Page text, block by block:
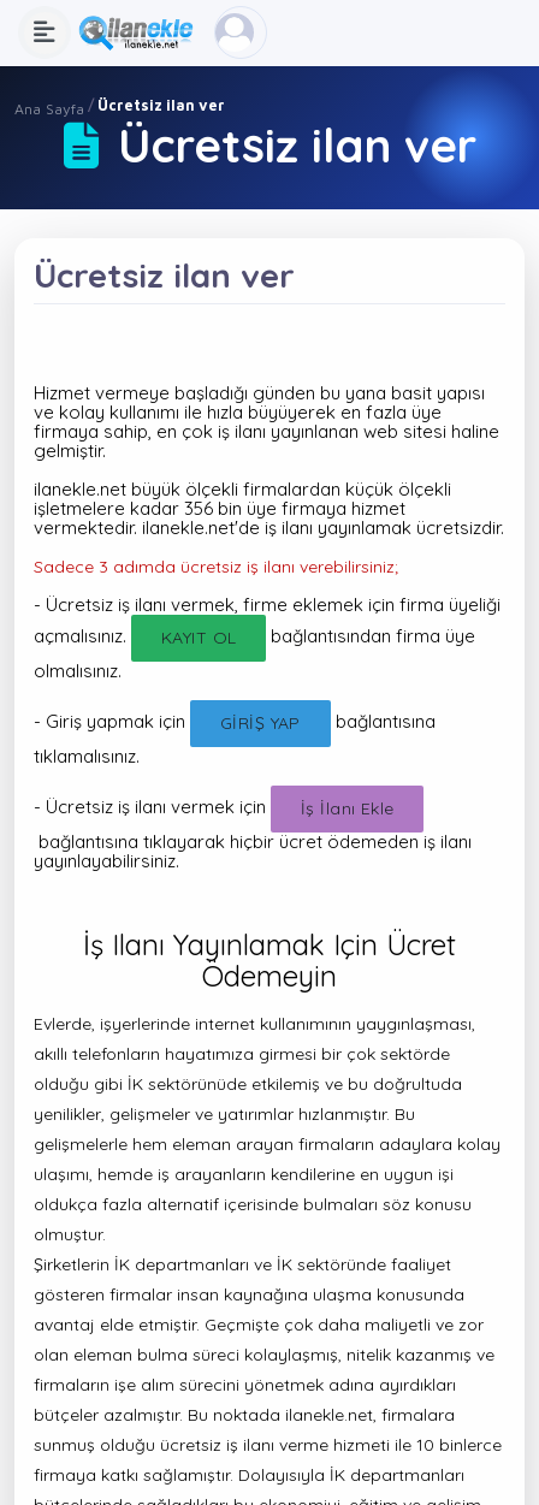
Ana Sayfa Ücretsiz ilan ver
Ücretsiz ilan ver
Ücretsiz ilan ver
Hizmet vermeye başladığı günden bu yana basit yapısı
ve kolay kullanımı ile hızla büyüyerek en fazla üye
firmaya sahip, en çok iş ilanı yayınlanan web sitesi haline
gelmiştir.
ilanekle.net büyük ölçekli firmalardan küçük ölçekli
işletmelere kadar 356 bin üye firmaya hizmet
vermektedir. ilanekle.net'de iş ilanı yayınlamak ücretsizdir.
Sadece 3 adımda ücretsiz iş ilanı verebilirsiniz;
- Ücretsiz iş ilanı vermek, firme eklemek için firma üyeliği
açmalısınız.
KAYIT OL
bağlantısından firma üye
olmalısınız.
- Giriş yapmak için GİRİŞ YAP
bağlantısına
tıklamalısınız.
- Ücretsiz iş ilanı vermek için İş İlanı Ekle
bağlantısına tıklayarak hiçbir ücret ödemeden iş ilanı
yayınlayabilirsiniz.
İş Ilanı Yayınlamak Için Ücret
Ödemeyin
Evlerde, işyerlerinde internet kullanımının yaygınlaşması,
akıllı telefonların hayatımıza girmesi bir çok sektörde
olduğu gibi İK sektörünüde etkilemiş ve bu doğrultuda
yenilikler, gelişmeler ve yatırımlar hızlanmıştır. Bu
gelişmelerle hem eleman arayan firmaların adaylara kolay
ulaşımı, hemde iş arayanların kendilerine en uygun işi
oldukça fazla alternatif içerisinde bulmaları söz konusu
olmuştur.
Şirketlerin İK departmanları ve İK sektöründe faaliyet
gösteren firmalar insan kaynağına ulaşma konusunda
avantaj elde etmiştir. Geçmişte çok daha maliyetli ve zor
olan eleman bulma süreci kolaylaşmış, nitelik kazanmış ve
firmaların işe alım sürecini yönetmek adına ayırdıkları
bütçeler azalmıştır. Bu noktada ilanekle.net, firmalara
sunmuş olduğu ücretsiz iş ilanı verme hizmeti ile 10 binlerce
firmaya katkı sağlamıştır. Dolayısıyla İK departmanları